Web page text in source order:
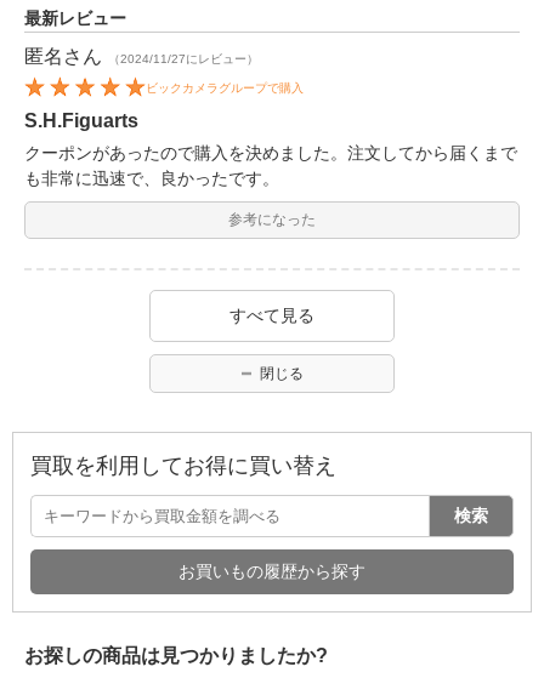
最新レビュー
匿名 さん （2024/11/27にレビュー）
ビックカメラグループで購入
S.H.Figuarts
クーポンがあったので購入を決めました。注文してから届くまで
も非常に迅速で、良かったです。
参考になった
すべて見る
閉じる
買取を利用してお得に買い替え
検索
お買いもの履歴から探す
お探しの商品は見つかりましたか?